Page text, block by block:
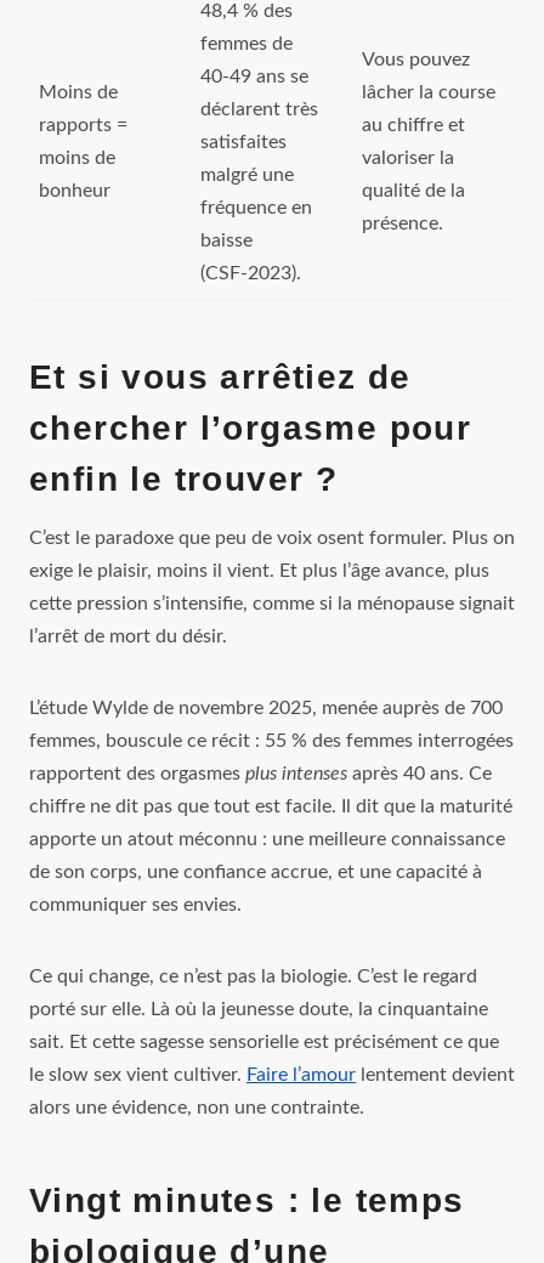
Moins de
rapports =
moins de
bonheur
48,4 % des
femmes de
40‑49 ans se
déclarent très
satisfaites
malgré une
fréquence en
baisse
(CSF‑2023).
Vous pouvez
lâcher la course
au chiffre et
valoriser la
qualité de la
présence.
Et si vous arrêtiez de
chercher l’orgasme pour
enfin le trouver ?
C’est le paradoxe que peu de voix osent formuler. Plus on
exige le plaisir, moins il vient. Et plus l’âge avance, plus
cette pression s’intensifie, comme si la ménopause signait
l’arrêt de mort du désir.
L’étude Wylde de novembre 2025, menée auprès de 700
femmes, bouscule ce récit : 55 % des femmes interrogées
rapportent des orgasmes plus intenses après 40 ans. Ce
chiffre ne dit pas que tout est facile. Il dit que la maturité
apporte un atout méconnu : une meilleure connaissance
de son corps, une confiance accrue, et une capacité à
communiquer ses envies.
Ce qui change, ce n’est pas la biologie. C’est le regard
porté sur elle. Là où la jeunesse doute, la cinquantaine
sait. Et cette sagesse sensorielle est précisément ce que
le slow sex vient cultiver. Faire l’amour lentement devient
alors une évidence, non une contrainte.
Vingt minutes : le temps
biologique d’une